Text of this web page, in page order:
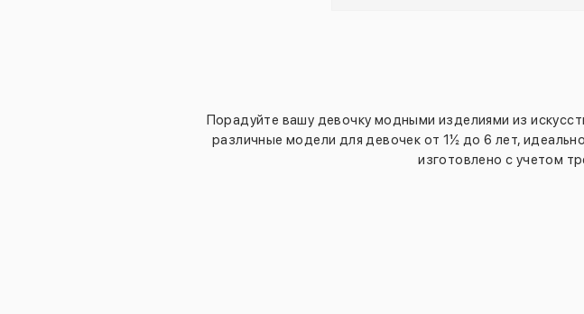
Порадуйте вашу девочку модными изделиями из
различные модели для девочек от 1½ до 6 лет,
изготовлено с учетом